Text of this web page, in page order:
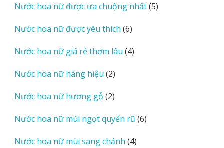
phẩm
Nước hoa nữ được ưa chuộng nhất 55
Nước hoa nữ được yêu thích 66
phẩm
Nước hoa nữ giá rẻ thơm lâu 44
Nước hoa nữ hàng hiệu 22
phẩm
Nước hoa nữ hương gỗ 22
phẩm
Nước hoa nữ mùi ngọt quyến rũ 66
Nước hoa nữ mùi sang chảnh 44